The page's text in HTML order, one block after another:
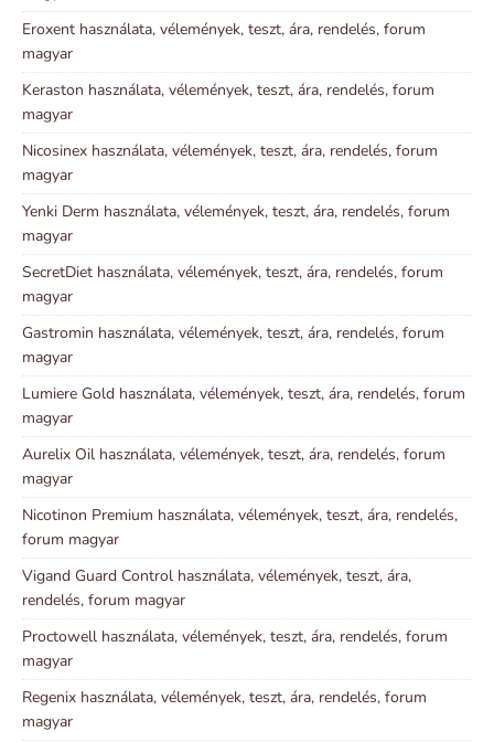
Eroxent használata, vélemények, teszt, ára, rendelés, forum
magyar
Keraston használata, vélemények, teszt, ára, rendelés, forum
magyar
Nicosinex használata, vélemények, teszt, ára, rendelés, forum
magyar
Yenki Derm használata, vélemények, teszt, ára, rendelés, forum
magyar
SecretDiet használata, vélemények, teszt, ára, rendelés, forum
magyar
Gastromin használata, vélemények, teszt, ára, rendelés, forum
magyar
Lumiere Gold használata, vélemények, teszt, ára, rendelés, forum
magyar
Aurelix Oil használata, vélemények, teszt, ára, rendelés, forum
magyar
Nicotinon Premium használata, vélemények, teszt, ára, rendelés,
forum magyar
Vigand Guard Control használata, vélemények, teszt, ára,
rendelés, forum magyar
Proctowell használata, vélemények, teszt, ára, rendelés, forum
magyar
Regenix használata, vélemények, teszt, ára, rendelés, forum
magyar